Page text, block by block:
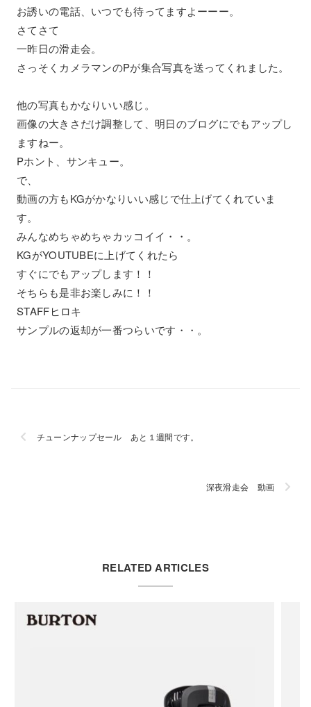
お誘いの電話、いつでも待ってますよーーー。
さてさて
一昨日の滑走会。
さっそくカメラマンのPが集合写真を送ってくれました。
他の写真もかなりいい感じ。
画像の大きさだけ調整して、明日のブログにでもアップし
ますねー。
Pホント、サンキュー。
で、
動画の方もKGがかなりいい感じで仕上げてくれていま
す。
みんなめちゃめちゃカッコイイ・・。
KGがYOUTUBEに上げてくれたら
すぐにでもアップします！！
そちらも是非お楽しみに！！
STAFFヒロキ
サンプルの返却が一番つらいです・・。
チューンナップセール あと１週間です。
深夜滑走会 動画
RELATED ARTICLES